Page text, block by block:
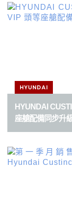
HYUNDAI
HYUNDAI
座艙配備同步升